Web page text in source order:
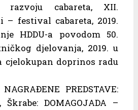
cabareta, XII.
– festival cabareta, 2019.
HDDU-a povodom 50.
djelovanja, 2019. u
cjelokupan doprinos radu
PREDSTAVE:
DOMAGOJADA –